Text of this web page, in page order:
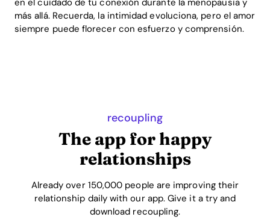
en el cuidado de tu conexión durante la menopausia y
más allá. Recuerda, la intimidad evoluciona, pero el amor
siempre puede florecer con esfuerzo y comprensión.
recoupling
The app for happy
relationships
Already over 150,000 people are improving their
relationship daily with our app. Give it a try and
download recoupling.